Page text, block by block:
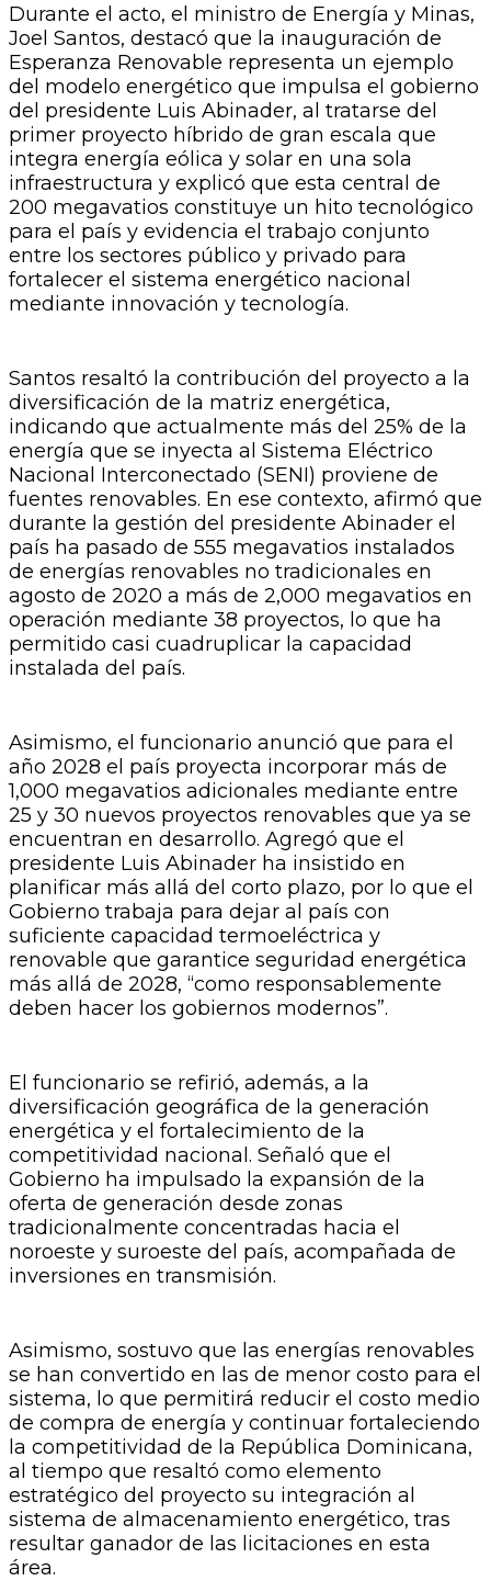
Durante el acto, el ministro de Energía y Minas,
Joel Santos, destacó que la inauguración de
Esperanza Renovable representa un ejemplo
del modelo energético que impulsa el gobierno
del presidente Luis Abinader, al tratarse del
primer proyecto híbrido de gran escala que
integra energía eólica y solar en una sola
infraestructura y explicó que esta central de
200 megavatios constituye un hito tecnológico
para el país y evidencia el trabajo conjunto
entre los sectores público y privado para
fortalecer el sistema energético nacional
mediante innovación y tecnología.
Santos resaltó la contribución del proyecto a la
diversificación de la matriz energética,
indicando que actualmente más del 25% de la
energía que se inyecta al Sistema Eléctrico
Nacional Interconectado (SENI) proviene de
fuentes renovables. En ese contexto, afirmó que
durante la gestión del presidente Abinader el
país ha pasado de 555 megavatios instalados
de energías renovables no tradicionales en
agosto de 2020 a más de 2,000 megavatios en
operación mediante 38 proyectos, lo que ha
permitido casi cuadruplicar la capacidad
instalada del país.
Asimismo, el funcionario anunció que para el
año 2028 el país proyecta incorporar más de
1,000 megavatios adicionales mediante entre
25 y 30 nuevos proyectos renovables que ya se
encuentran en desarrollo. Agregó que el
presidente Luis Abinader ha insistido en
planificar más allá del corto plazo, por lo que el
Gobierno trabaja para dejar al país con
suficiente capacidad termoeléctrica y
renovable que garantice seguridad energética
más allá de 2028, “como responsablemente
deben hacer los gobiernos modernos”.
El funcionario se refirió, además, a la
diversificación geográfica de la generación
energética y el fortalecimiento de la
competitividad nacional. Señaló que el
Gobierno ha impulsado la expansión de la
oferta de generación desde zonas
tradicionalmente concentradas hacia el
noroeste y suroeste del país, acompañada de
inversiones en transmisión.
Asimismo, sostuvo que las energías renovables
se han convertido en las de menor costo para el
sistema, lo que permitirá reducir el costo medio
de compra de energía y continuar fortaleciendo
la competitividad de la República Dominicana,
al tiempo que resaltó como elemento
estratégico del proyecto su integración al
sistema de almacenamiento energético, tras
resultar ganador de las licitaciones en esta
área.